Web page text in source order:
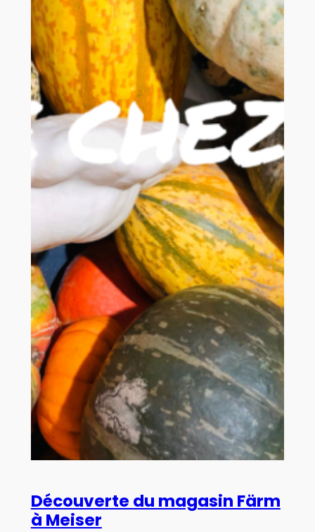
Découverte du magasin Färm
à Meiser